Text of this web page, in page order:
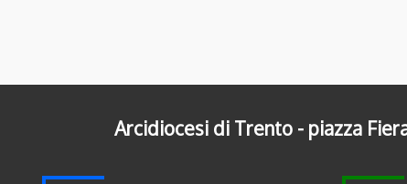
Arcidiocesi di Trento - piazza